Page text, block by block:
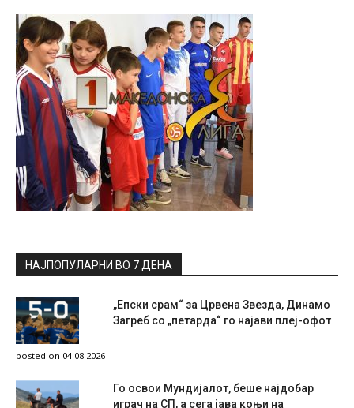
НАЈПОПУЛАРНИ ВО 7 ДЕНА
„Епски срам“ за Црвена Звезда, Динамо
Загреб со „петарда“ го најави плеј-офот
posted on 04.08.2026
Го освои Мундијалот, беше најдобар
играч на СП, а сега јава коњи на